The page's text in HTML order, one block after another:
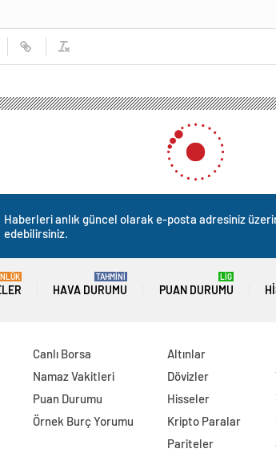
Haberleri anlık güncel olarak e-posta adresiniz
edebilirsiniz.
HAVA DURUMU
TAHMİNİ
PUAN DURUMU
LİG
Canlı Borsa
Namaz Vakitleri
Puan Durumu
Örnek Burç Yorumu
Altınlar
Dövizler
Hisseler
Kripto Paralar
Pariteler